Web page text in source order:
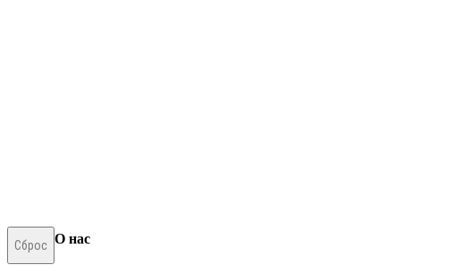
Сброс О нас